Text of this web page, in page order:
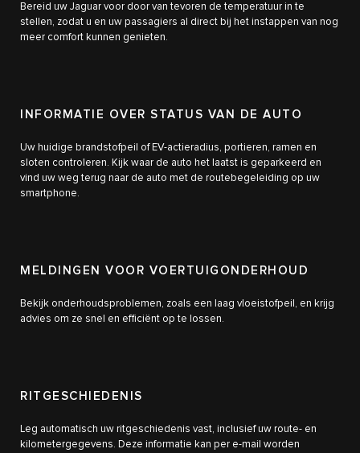
Bereid uw Jaguar voor door van tevoren de temperatuur in te
stellen, zodat u en uw passagiers al direct bij het instappen van nog
meer comfort kunnen genieten.
INFORMATIE OVER STATUS VAN DE AUTO
Uw huidige brandstofpeil of EV-actieradius, portieren, ramen en
sloten controleren. Kijk waar de auto het laatst is geparkeerd en
vind uw weg terug naar de auto met de routebegeleiding op uw
smartphone.
MELDINGEN VOOR VOERTUIGONDERHOUD
Bekijk onderhoudsproblemen, zoals een laag vloeistofpeil, en krijg
advies om ze snel en efficiënt op te lossen.
RITGESCHIEDENIS
Leg automatisch uw ritgeschiedenis vast, inclusief uw route- en
kilometergegevens. Deze informatie kan per e-mail worden